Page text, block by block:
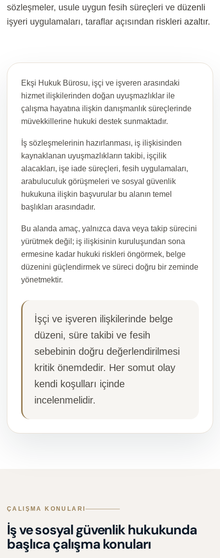
sözleşmeler, usule uygun fesih süreçleri ve düzenli
işyeri uygulamaları, taraflar açısından riskleri azaltır.
Ekşi Hukuk Bürosu, işçi ve işveren arasındaki
hizmet ilişkilerinden doğan uyuşmazlıklar ile
çalışma hayatına ilişkin danışmanlık süreçlerinde
müvekkillerine hukuki destek sunmaktadır.
İş sözleşmelerinin hazırlanması, iş ilişkisinden
kaynaklanan uyuşmazlıkların takibi, işçilik
alacakları, işe iade süreçleri, fesih uygulamaları,
arabuluculuk görüşmeleri ve sosyal güvenlik
hukukuna ilişkin başvurular bu alanın temel
başlıkları arasındadır.
Bu alanda amaç, yalnızca dava veya takip sürecini
yürütmek değil; iş ilişkisinin kuruluşundan sona
ermesine kadar hukuki riskleri öngörmek, belge
düzenini güçlendirmek ve süreci doğru bir zeminde
yönetmektir.
İşçi ve işveren ilişkilerinde belge
düzeni, süre takibi ve fesih
sebebinin doğru değerlendirilmesi
kritik önemdedir. Her somut olay
kendi koşulları içinde
incelenmelidir.
ÇALIŞMA KONULARI
İş ve sosyal güvenlik hukukunda
başlıca çalışma konuları